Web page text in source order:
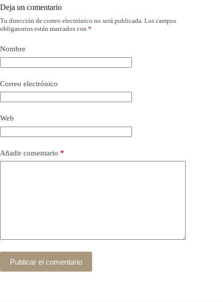
Deja un comentario
Tu dirección de correo electrónico no será publicada. Los campos
obligatorios están marcados con *
Nombre
Correo electrónico
Web
Añadir comentario *
Publicar el comentario